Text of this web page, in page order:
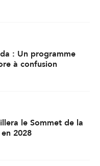
: Un programme
à confusion
le Sommet de la
2028